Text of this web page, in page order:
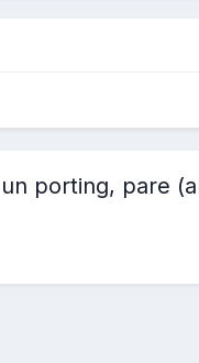
porting, pare